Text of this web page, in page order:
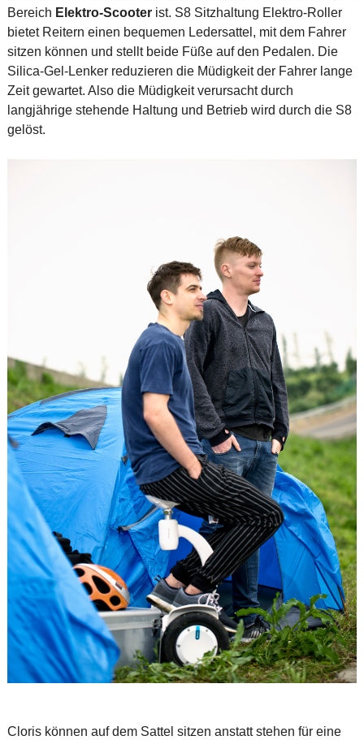
Bereich Elektro-Scooterist. S8 Sitzhaltung Elektro-Roller
bietet Reitern einen bequemen Ledersattel, mit dem Fahrer
sitzen können und stellt beide Füße auf den Pedalen. Die
Silica-Gel-Lenker reduzieren die Müdigkeit der Fahrer lange
Zeit gewartet. Also die Müdigkeit verursacht durch
langjährige stehende Haltung und Betrieb wird durch die S8
gelöst.
Cloris können auf dem Sattel sitzen anstatt stehen für eine